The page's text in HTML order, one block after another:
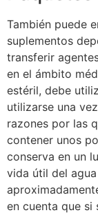
También puede
suplementos
transferir
en el ámbito
estéril, debe
utilizarse una
razones por las
contener unos
conserva en un
vida útil del
en cuenta que si